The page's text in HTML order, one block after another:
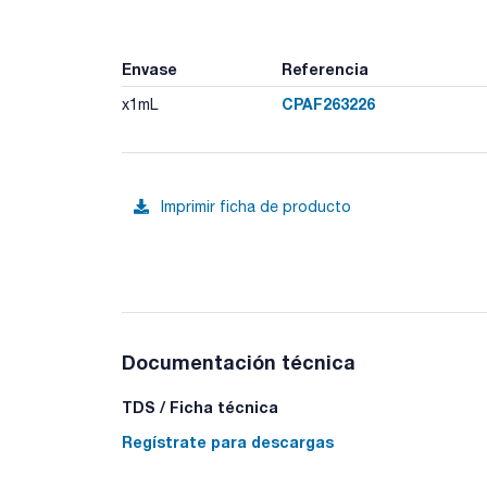
Envase Referencia
x1mL CPAF263226
Imprimir ficha de producto
Documentación técnica
TDS / Ficha técnica
Regístrate para descargas